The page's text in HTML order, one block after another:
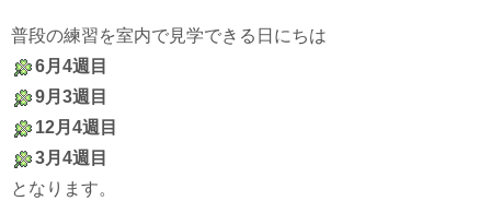
普段の練習を室内で見学できる日にちは
6月4週目
9月3週目
12月4週目
3月4週目
となります。